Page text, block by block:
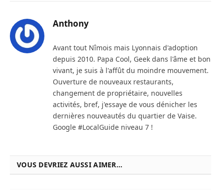
Anthony
Avant tout Nîmois mais Lyonnais d'adoption
depuis 2010. Papa Cool, Geek dans l'âme et bon
vivant, je suis à l'affût du moindre mouvement.
Ouverture de nouveaux restaurants,
changement de propriétaire, nouvelles
activités, bref, j'essaye de vous dénicher les
dernières nouveautés du quartier de Vaise.
Google #LocalGuide niveau 7 !
VOUS DEVRIEZ AUSSI AIMER...